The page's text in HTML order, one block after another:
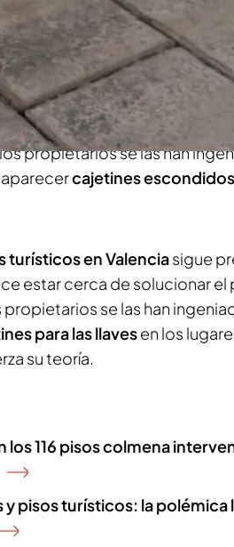
alquileres turísticosy el
Ante lasnuevas
Según informa
algunas ciudades, como
propietarios se las han
cajetines escondidos
turísticos en Valenciasigue
estar cerca de solucionar
se las han
para las llavesen los
su teoría.
los 116 pisos colmena
pisos turísticos: la